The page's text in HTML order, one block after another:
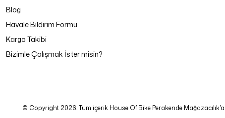
Blog
Havale Bildirim Formu
Kargo Takibi
Bizimle Çalışmak İster misin?
© Copyright 2026. Tüm içerik House Of Bike Perakende